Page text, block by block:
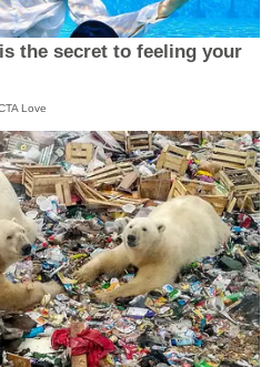
the secret to feeling your
Love